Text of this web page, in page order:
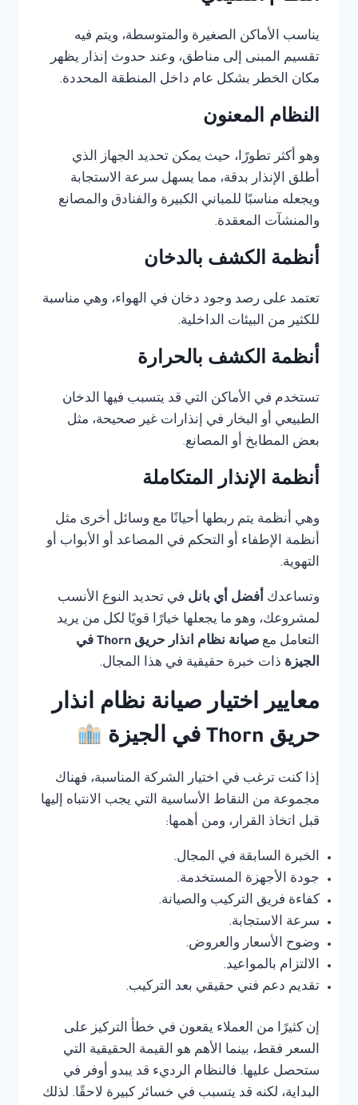
يناسب الأماكن الصغيرة والمتوسطة، ويتم فيه
تقسيم المبنى إلى مناطق، وعند حدوث إنذار يظهر
مكان الخطر بشكل عام داخل المنطقة المحددة.
النظام المعنون
وهو أكثر تطورًا، حيث يمكن تحديد الجهاز الذي
أطلق الإنذار بدقة، مما يسهل سرعة الاستجابة
ويجعله مناسبًا للمباني الكبيرة والفنادق والمصانع
والمنشآت المعقدة.
أنظمة الكشف بالدخان
تعتمد على رصد وجود دخان في الهواء، وهي مناسبة
للكثير من البيئات الداخلية.
أنظمة الكشف بالحرارة
تستخدم في الأماكن التي قد يتسبب فيها الدخان
الطبيعي أو البخار في إنذارات غير صحيحة، مثل
بعض المطابخ أو المصانع.
أنظمة الإنذار المتكاملة
وهي أنظمة يتم ربطها أحيانًا مع وسائل أخرى مثل
أنظمة الإطفاء أو التحكم في المصاعد أو الأبواب أو
التهوية.
وتساعدك أفضل أي بانل في تحديد النوع الأنسب
لمشروعك، وهو ما يجعلها خيارًا قويًا لكل من يريد
التعامل مع
صيانة نظام انذار حريق Thorn في
الجيزة ذات خبرة حقيقية في هذا المجال.
معايير اختيار صيانة نظام انذار
حريق Thorn في الجيزة
إذا كنت ترغب في اختيار الشركة المناسبة، فهناك
مجموعة من النقاط الأساسية التي يجب الانتباه إليها
قبل اتخاذ القرار، ومن أهمها:
الخبرة السابقة في المجال.
جودة الأجهزة المستخدمة.
كفاءة فريق التركيب والصيانة.
سرعة الاستجابة.
وضوح الأسعار والعروض.
الالتزام بالمواعيد.
تقديم دعم فني حقيقي بعد التركيب.
إن كثيرًا من العملاء يقعون في خطأ التركيز على
السعر فقط، بينما الأهم هو القيمة الحقيقية التي
ستحصل عليها. فالنظام الرديء قد يبدو أوفر في
البداية، لكنه قد يتسبب في خسائر كبيرة لاحقًا. لذلك